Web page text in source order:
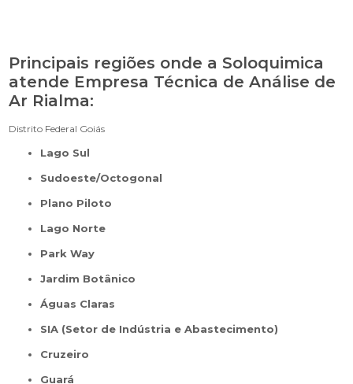
Principais regiões onde a Soloquimica
atende Empresa Técnica de Análise de
Ar Rialma:
Distrito Federal Goiás
Lago Sul
Sudoeste/Octogonal
Plano Piloto
Lago Norte
Park Way
Jardim Botânico
Águas Claras
SIA (Setor de Indústria e Abastecimento)
Cruzeiro
Guará